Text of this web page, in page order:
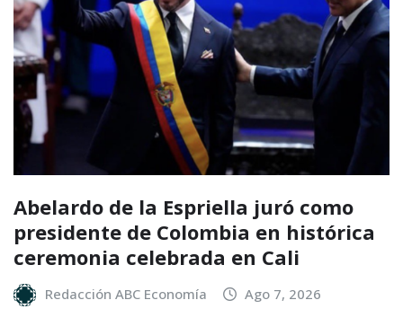
Abelardo de la Espriella juró como
presidente de Colombia en histórica
ceremonia celebrada en Cali
Redacción ABC Economía Ago 7, 2026